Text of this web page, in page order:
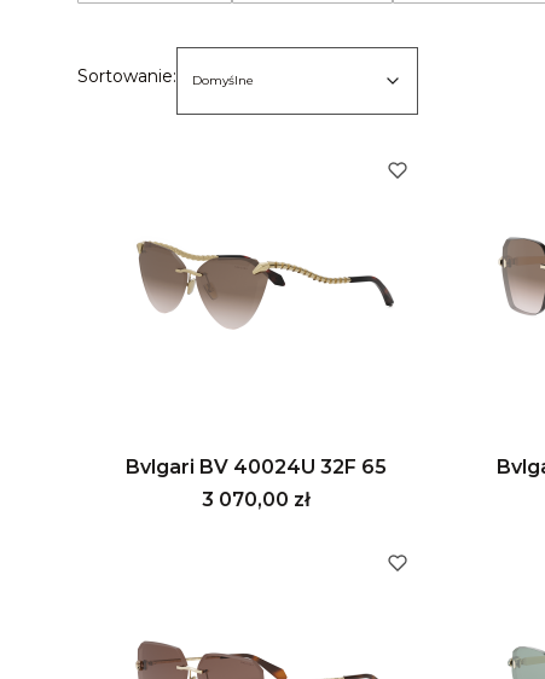
Lista produktów
Sortowanie: Domyślne
Domyślne
Bvlgari BV 40024U 32F 65
Cena
3 070,00 zł